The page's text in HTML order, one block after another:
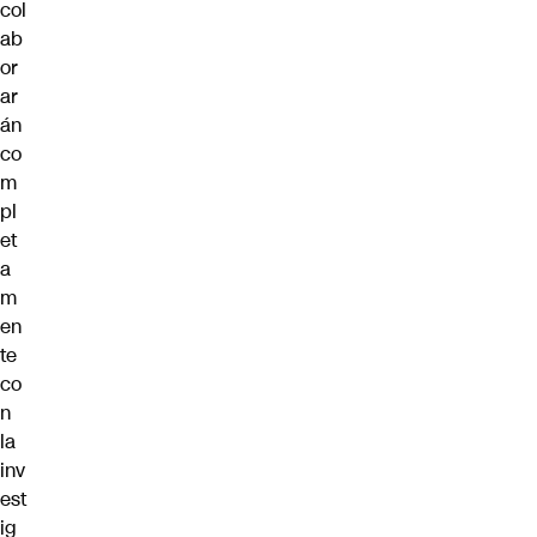
col
ab
or
ar
án
co
m
pl
et
a
m
en
te
co
n
la
inv
est
ig